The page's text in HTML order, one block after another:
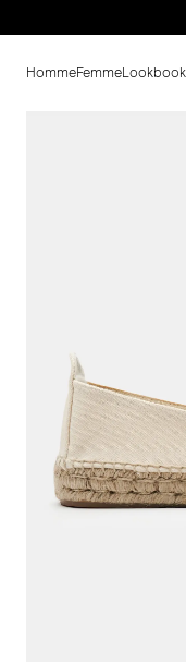
HommeFemme Lookbook